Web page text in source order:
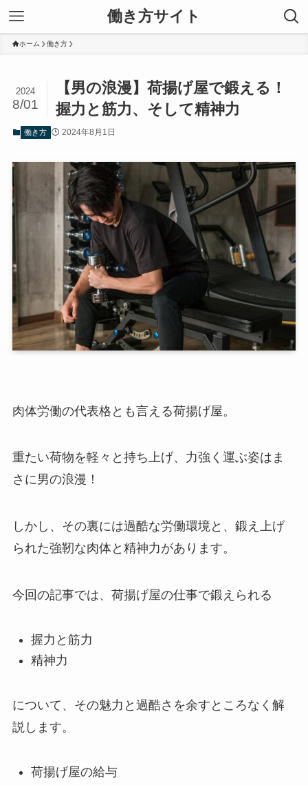
働き方サイト
ホーム 働き方
【男の浪漫】荷揚げ屋で鍛える！
握力と筋力、そして精神力
2024
8/01
働き方 2024年8月1日
肉体労働の代表格とも言える荷揚げ屋。
重たい荷物を軽々と持ち上げ、力強く運ぶ姿はま
さに男の浪漫！
しかし、その裏には過酷な労働環境と、鍛え上げ
られた強靭な肉体と精神力があります。
今回の記事では、荷揚げ屋の仕事で鍛えられる
握力と筋力
精神力
について、その魅力と過酷さを余すところなく解
説します。
荷揚げ屋の給与